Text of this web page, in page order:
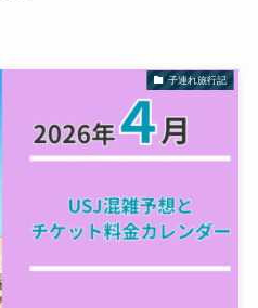
子連れ旅行記